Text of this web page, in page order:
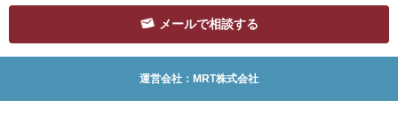
メールで相談する
運営会社：MRT株式会社